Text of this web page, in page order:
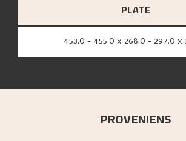
PLATE
453.0 - 455.0 x 268.0 - 297.0 x
PROVENIENS